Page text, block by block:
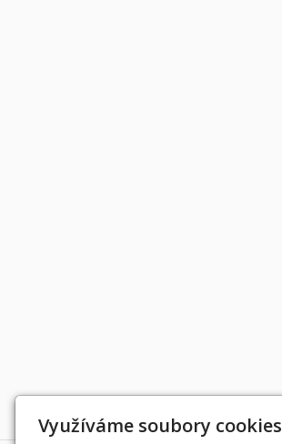
Děkujeme za podporu
Využíváme soubory cookies